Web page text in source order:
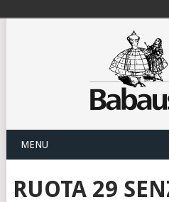
MENU
RUOTA 29